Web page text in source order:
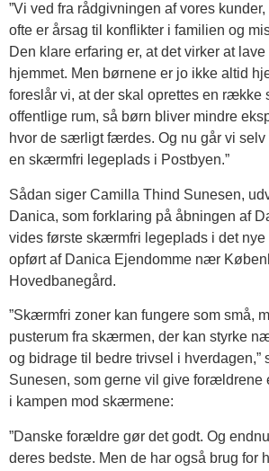
”Vi ved fra rådgivningen af vores
ofte er årsag til konflikter i familien og
Den klare erfaring er, at det virker at
hjemmet. Men børnene er jo ikke altid
foreslår vi, at der skal oprettes en række
offentlige rum, så børn bliver mindre
hvor de særligt færdes. Og nu går vi selv
en skærmfri legeplads i Postbyen.”
Sådan siger Camilla Thind Sunesen,
Danica, som forklaring på åbningen af
vides første skærmfri legeplads i det nye
opført af Danica Ejendomme nær
Hovedbanegård.
”Skærmfri zoner kan fungere som små,
pusterum fra skærmen, der kan styrke
og bidrage til bedre trivsel i hverdagen,”
Sunesen, som gerne vil give
i kampen mod skærmene:
”Danske forældre gør det godt. Og
deres bedste. Men de har også brug